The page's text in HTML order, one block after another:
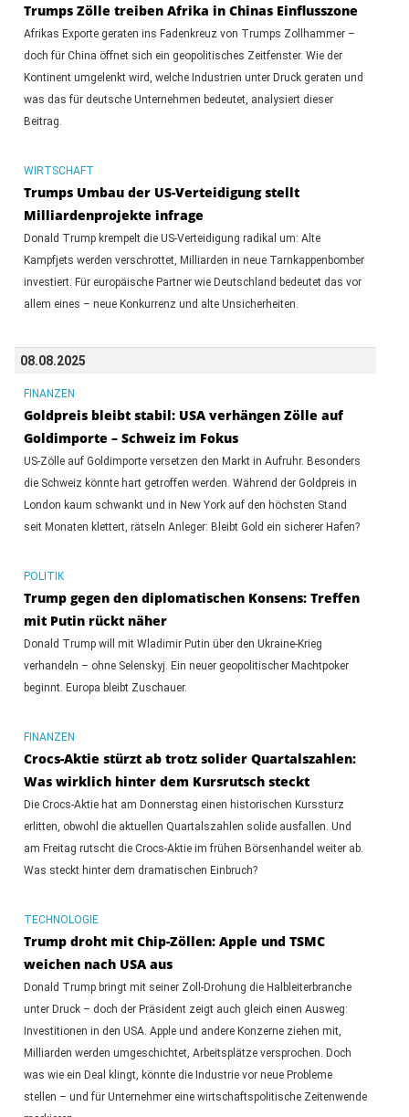
Trumps Zölle treiben Afrika in Chinas Einflusszone
Afrikas Exporte geraten ins Fadenkreuz von Trumps Zollhammer –
doch für China öffnet sich ein geopolitisches Zeitfenster. Wie der
Kontinent umgelenkt wird, welche Industrien unter Druck geraten und
was das für deutsche Unternehmen bedeutet, analysiert dieser
Beitrag.
WIRTSCHAFT
Trumps Umbau der US-Verteidigung stellt
Milliardenprojekte infrage
Donald Trump krempelt die US-Verteidigung radikal um: Alte
Kampfjets werden verschrottet, Milliarden in neue Tarnkappenbomber
investiert. Für europäische Partner wie Deutschland bedeutet das vor
allem eines – neue Konkurrenz und alte Unsicherheiten.
08.08.2025
FINANZEN
Goldpreis bleibt stabil: USA verhängen Zölle auf
Goldimporte – Schweiz im Fokus
US-Zölle auf Goldimporte versetzen den Markt in Aufruhr. Besonders
die Schweiz könnte hart getroffen werden. Während der Goldpreis in
London kaum schwankt und in New York auf den höchsten Stand
seit Monaten klettert, rätseln Anleger: Bleibt Gold ein sicherer Hafen?
POLITIK
Trump gegen den diplomatischen Konsens: Treffen
mit Putin rückt näher
Donald Trump will mit Wladimir Putin über den Ukraine-Krieg
verhandeln – ohne Selenskyj. Ein neuer geopolitischer Machtpoker
beginnt. Europa bleibt Zuschauer.
FINANZEN
Crocs-Aktie stürzt ab trotz solider Quartalszahlen:
Was wirklich hinter dem Kursrutsch steckt
Die Crocs-Aktie hat am Donnerstag einen historischen Kurssturz
erlitten, obwohl die aktuellen Quartalszahlen solide ausfallen. Und
am Freitag rutscht die Crocs-Aktie im frühen Börsenhandel weiter ab.
Was steckt hinter dem dramatischen Einbruch?
TECHNOLOGIE
Trump droht mit Chip-Zöllen: Apple und TSMC
weichen nach USA aus
Donald Trump bringt mit seiner Zoll-Drohung die Halbleiterbranche
unter Druck – doch der Präsident zeigt auch gleich einen Ausweg:
Investitionen in den USA. Apple und andere Konzerne ziehen mit,
Milliarden werden umgeschichtet, Arbeitsplätze versprochen. Doch
was wie ein Deal klingt, könnte die Industrie vor neue Probleme
stellen – und für Unternehmer eine wirtschaftspolitische Zeitenwende